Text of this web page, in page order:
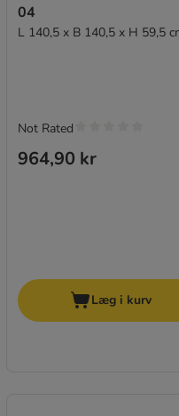
04
L 140,5 x B 140,5 x H 59,5
964,90 kr
Not Rated
Læg i kurv